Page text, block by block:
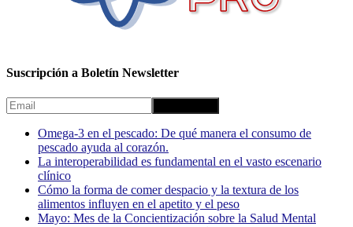
Suscripción a Boletín Newsletter
Omega-3 en el pescado: De qué manera el consumo de
pescado ayuda al corazón.
La interoperabilidad es fundamental en el vasto escenario
clínico
Cómo la forma de comer despacio y la textura de los
alimentos influyen en el apetito y el peso
Mayo: Mes de la Concientización sobre la Salud Mental